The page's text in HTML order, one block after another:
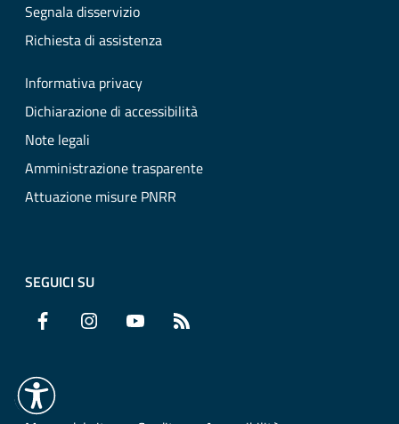
Segnala disservizio
Richiesta di assistenza
Informativa privacy
Dichiarazione di accessibilità
Note legali
Amministrazione trasparente
Attuazione misure PNRR
SEGUICI SU
Facebook Instagram YouTube